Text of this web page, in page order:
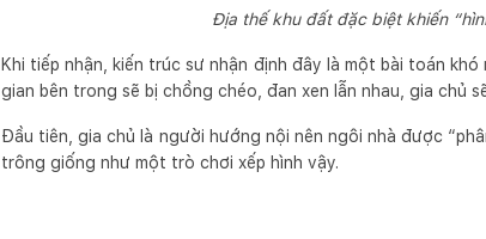
Địa thế khu đất đặc biệt khiến
Khi tiếp nhận, kiến trúc sư nhận định đây là một bài toán
gian bên trong sẽ bị chồng chéo, đan xen lẫn nhau, gia chủ
Đầu tiên, gia chủ là người hướng nội nên ngôi nhà được
trông giống như một trò chơi xếp hình vậy.